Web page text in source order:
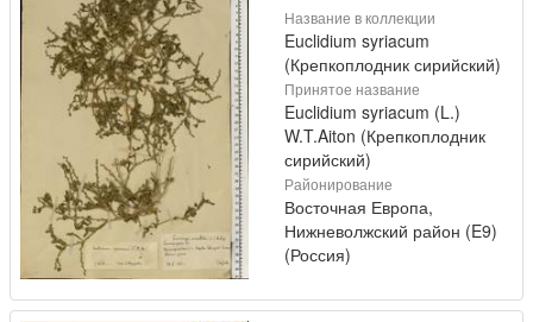
Название в коллекции
Euclidium syriacum
(Крепкоплодник сирийский)
Принятое название
Euclidium syriacum (L.)
W.T.Aiton (Крепкоплодник
сирийский)
Районирование
Восточная Европа,
Нижневолжский район (E9)
(Россия)